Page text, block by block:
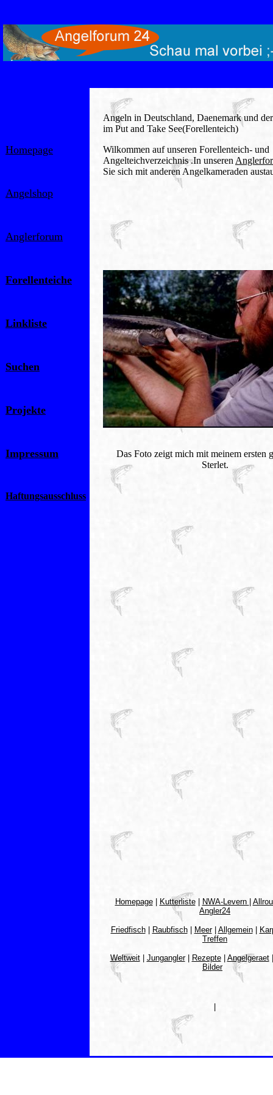
Homepage
Angelshop
Anglerforum
Forellenteiche
Linkliste
Suchen
Projekte
Impressum
Haftungsausschluss
Angeln in Deutschland, Daenemark und
im Put and Take See(Forellenteich)
Wilkommen auf unseren Forellenteich- und
Angelteichverzeichnis .In unseren
Sie sich mit anderen Angelkameraden
Das Foto zeigt mich mit meinem ersten
Sterlet.
Homepage| Kutterliste| NWA-Levern
Angler24
Friedfisch| Raubfisch| Meer| Allgemein|
Treffen
Weltweit| Jungangler| Rezepte| Angelgeraet
Bilder